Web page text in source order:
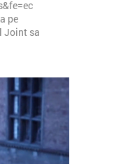
pe
Joint sa